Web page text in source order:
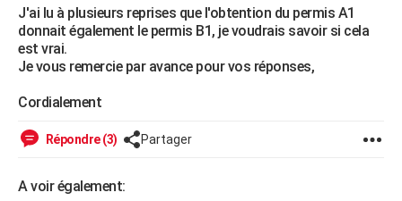
BRICOLAGE
Forum
Aménagement intérieur
Extérieur
Cuisine
Salle de bains
Jardinage
Rangement
WEEK-END
Alimentation
Guide de la santé
Maladies
Médicaments
Sommeil
Destinations
City break
Voyage nature
Voyage de noces
Forum
Climat
+PHOTO
J'ai lu à plusieurs reprises que l'obtention du permis A1
donnait également le permis B1, je voudrais savoir si cela
est vrai.
Je vous remercie par avance pour vos réponses,
Cordialement
Répondre (3) Partager
A voir également: